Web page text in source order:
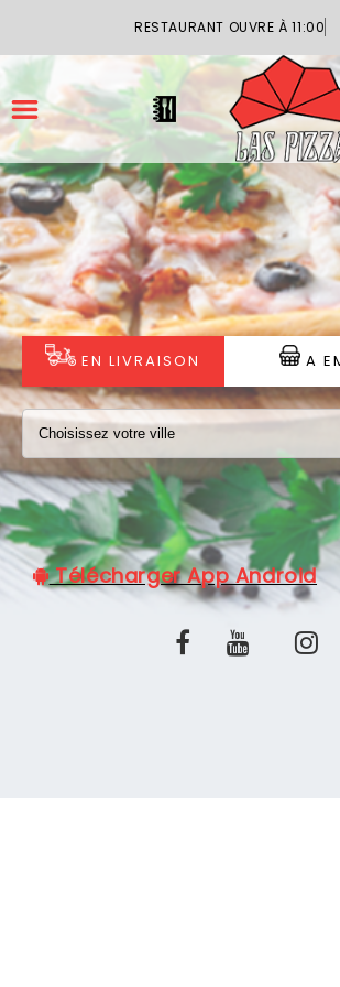
RESTAURANT OUVRE À 11:00
ACCUEIL
LA CARTE
VOTRE COMPTE
NOTRE RESTAURANT
VOS AVIS
MENTIONS LÉGALES
C.G.V
EN LIVRAISON A
Télécharger App Android